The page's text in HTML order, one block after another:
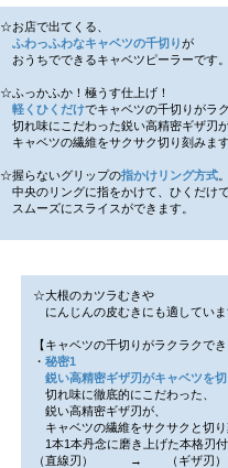
☆お店で出てくる、
ふわっふわなキャベツの千切りが
おうちでできるキャベツピーラーです
☆ふっかふか！極うす仕上げ！
軽くひくだけでキャベツの千切りがラ
切れ味にこだわった鋭い高精密ギザ刃
キャベツの繊維をサクサク切り刻みま
☆握らないグリップの指かけリング方式
中央のリングに指をかけて、ひくだけ
スムーズにスライスができます。
☆大根のカツラむきや
にんじんの皮むきにも適してい
【キャベツの千切りがラクラクで
・秘密1
鋭い高精密ギザ刃がキャベツを
切れ味に徹底的にこだわった、
鋭い高精密ギザ刃が、
キャベツの繊維をサクサクと切
1本1本丹念に磨き上げた本格刃
（直線刃） → （ギザ刃）